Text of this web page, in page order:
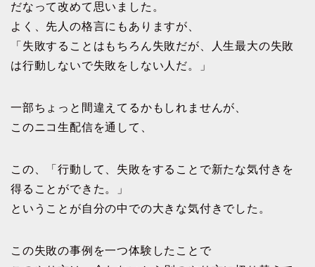
だなって改めて思いました。
よく、先人の格言にもありますが、
「失敗することはもちろん失敗だが、人生最大の失敗
は行動しないで失敗をしない人だ。」
一部ちょっと間違えてるかもしれませんが、
このニコ生配信を通して、
この、「行動して、失敗をすることで新たな気付きを
得ることができた。」
ということが自分の中での大きな気付きでした。
この失敗の事例を一つ体験したことで